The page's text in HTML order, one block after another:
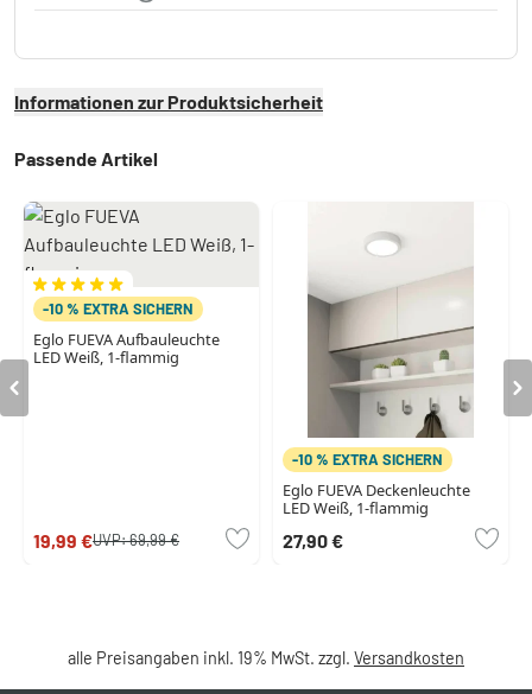
Informationen zur Produktsicherheit
Passende Artikel
-10 % EXTRA SICHERN
Eglo FUEVA Aufbauleuchte
LED Weiß, 1-flammig
19,99 €UVP:69,99 €
-10 % EXTRA SICHERN
Eglo FUEVA Deckenleuchte
LED Weiß, 1-flammig
27,90 €
alle Preisangaben inkl. 19% MwSt. zzgl. Versandkosten